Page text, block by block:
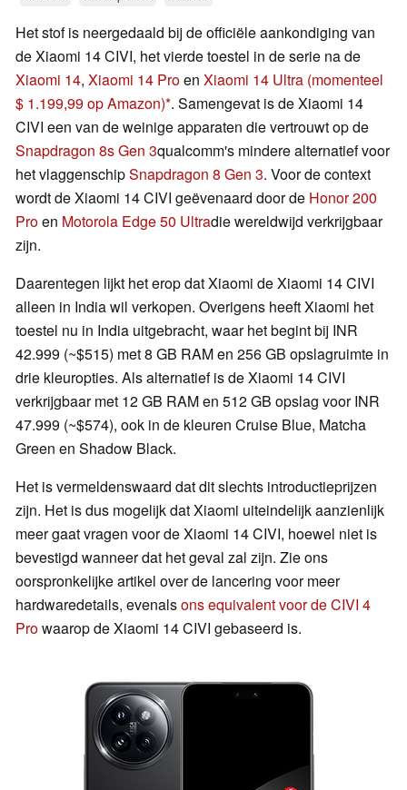
Het stof is neergedaald bij de officiële aankondiging van
de Xiaomi 14 CIVI, het vierde toestel in de serie na de
Xiaomi 14, Xiaomi 14 Proen Xiaomi 14 Ultra (momenteel
$ 1.199,99 op Amazon) . Samengevat is de Xiaomi 14
CIVI een van de weinige apparaten die vertrouwt op de
Snapdragon 8s Gen 3qualcomm's mindere alternatief voor
het vlaggenschipSnapdragon 8 Gen 3. Voor de context
wordt de Xiaomi 14 CIVI geëvenaard door de Honor 200
Proen Motorola Edge 50 Ultradie wereldwijd verkrijgbaar
zijn.
Daarentegen lijkt het erop dat Xiaomi de Xiaomi 14 CIVI
alleen in India wil verkopen. Overigens heeft Xiaomi het
toestel nu in India uitgebracht, waar het begint bij INR
42.999 (~$515) met 8 GB RAM en 256 GB opslagruimte in
drie kleuropties. Als alternatief is de Xiaomi 14 CIVI
verkrijgbaar met 12 GB RAM en 512 GB opslag voor INR
47.999 (~$574), ook in de kleuren Cruise Blue, Matcha
Green en Shadow Black.
Het is vermeldenswaard dat dit slechts introductieprijzen
zijn. Het is dus mogelijk dat Xiaomi uiteindelijk aanzienlijk
meer gaat vragen voor de Xiaomi 14 CIVI, hoewel niet is
bevestigd wanneer dat het geval zal zijn. Zie ons
oorspronkelijke artikel over de lancering voor meer
hardwaredetails, evenalsons equivalent voor de CIVI 4
Prowaarop de Xiaomi 14 CIVI gebaseerd is.